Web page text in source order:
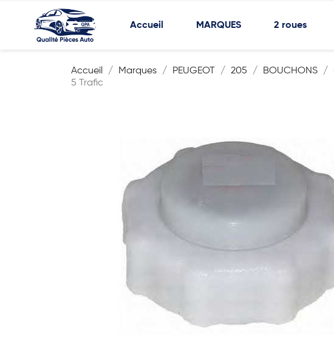
Accueil MARQUES 2 roues
Accueil Marques PEUGEOT 205 BOUCHONS
5 Trafic